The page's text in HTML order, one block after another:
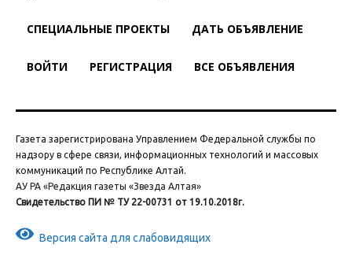
СПЕЦИАЛЬНЫЕ ПРОЕКТЫ ДАТЬ ОБЪЯВЛЕНИЕ
ВОЙТИ РЕГИСТРАЦИЯ ВСЕ ОБЪЯВЛЕНИЯ
Газета зарегистрирована Управлением Федеральной службы по
надзору в сфере связи, информационных технологий и массовых
коммуникаций по Республике Алтай.
АУ РА «Редакция газеты «Звезда Алтая»
Свидетельство ПИ № ТУ 22-00731 от 19.10.2018г.
Версия сайта для слабовидящих